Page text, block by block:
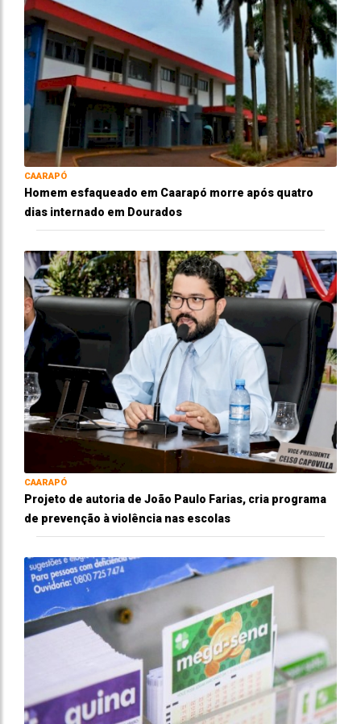
CAARAPÓ
Homem esfaqueado em Caarapó morre após quatro
dias internado em Dourados
CAARAPÓ
Projeto de autoria de João Paulo Farias, cria programa
de prevenção à violência nas escolas